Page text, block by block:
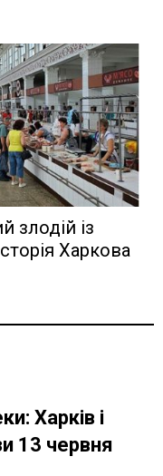
злодій із
Харкова
Харків і
13 червня